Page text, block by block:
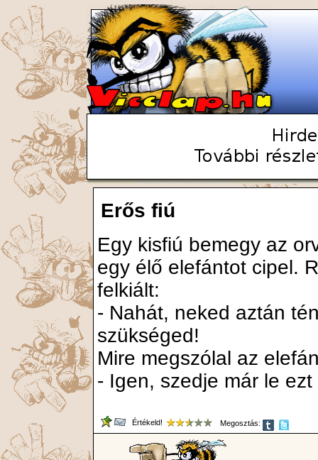
Erős fiú
Egy kisfiú bemegy az
egy élő elefántot cipel.
felkiált:
- Nahát, neked aztán
szükséged!
Mire megszólal az
- Igen, szedje már le
Értékeld! Megosztás: